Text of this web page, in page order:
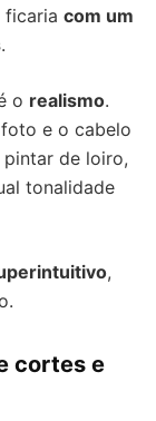
ficaria com um
.
o realismo.
e o cabelo
pintar de loiro,
tonalidade
,
cortes e